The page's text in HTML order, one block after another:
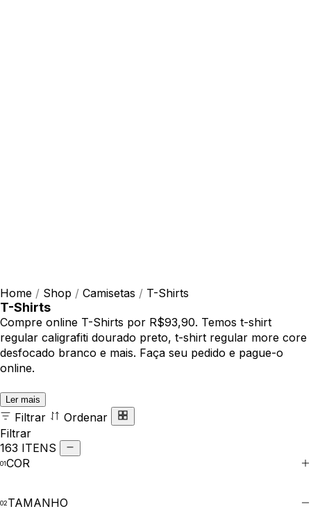
Home / Shop / Camisetas / T-Shirts
T-Shirts
Compre online T-Shirts por R$93,90. Temos t-shirt
regular caligrafiti dourado preto, t-shirt regular more core
desfocado branco e mais. Faça seu pedido e pague-o
online.
Ler mais
Filtrar
Ordenar
Filtrar
163 ITENS
COR
TAMANHO